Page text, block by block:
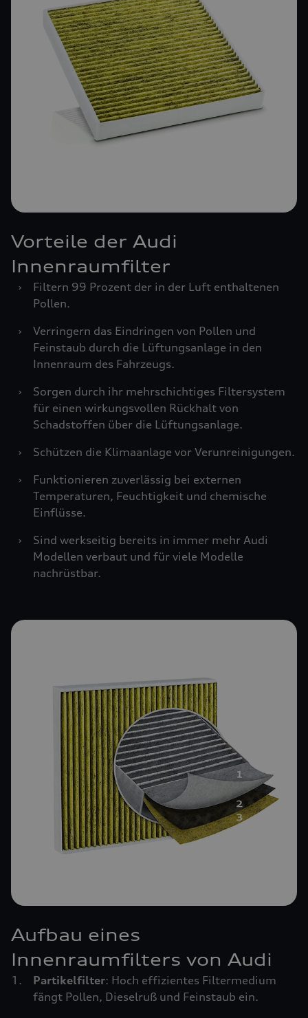
Vorteile der Audi
Innenraumfilter
›
Filtern 99 Prozent der in der Luft enthaltenen
Pollen.
›
Verringern das Eindringen von Pollen und
Feinstaub durch die Lüftungsanlage in den
Innenraum des Fahrzeugs.
›
Sorgen durch ihr mehrschichtiges Filtersystem
für einen wirkungsvollen Rückhalt von
Schadstoffen über die Lüftungsanlage.
›
Schützen die Klimaanlage vor Verunreinigungen.
›
Funktionieren zuverlässig bei externen
Temperaturen, Feuchtigkeit und chemische
Einflüsse.
›
Sind werkseitig bereits in immer mehr Audi
Modellen verbaut und für viele Modelle
nachrüstbar.
Aufbau eines
Innenraumfilters von Audi
Partikelfilter: Hoch effizientes Filtermedium
fängt Pollen, Dieselruß und Feinstaub ein.